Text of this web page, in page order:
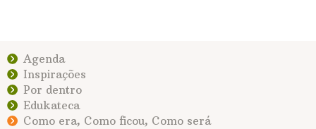
Agenda
Inspirações
Por dentro
Edukateca
Como era, Como ficou, Como será